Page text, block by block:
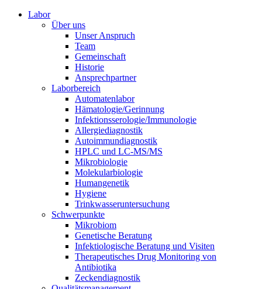
Labor
Über uns
Unser Anspruch
Team
Gemeinschaft
Historie
Ansprechpartner
Laborbereich
Automatenlabor
Hämatologie/Gerinnung
Infektionsserologie/Immunologie
Allergiediagnostik
Autoimmundiagnostik
HPLC und LC-MS/MS
Mikrobiologie
Molekularbiologie
Humangenetik
Hygiene
Trinkwasseruntersuchung
Schwerpunkte
Mikrobiom
Genetische Beratung
Infektiologische Beratung und Visiten
Therapeutisches Drug Monitoring von
Antibiotika
Zeckendiagnostik